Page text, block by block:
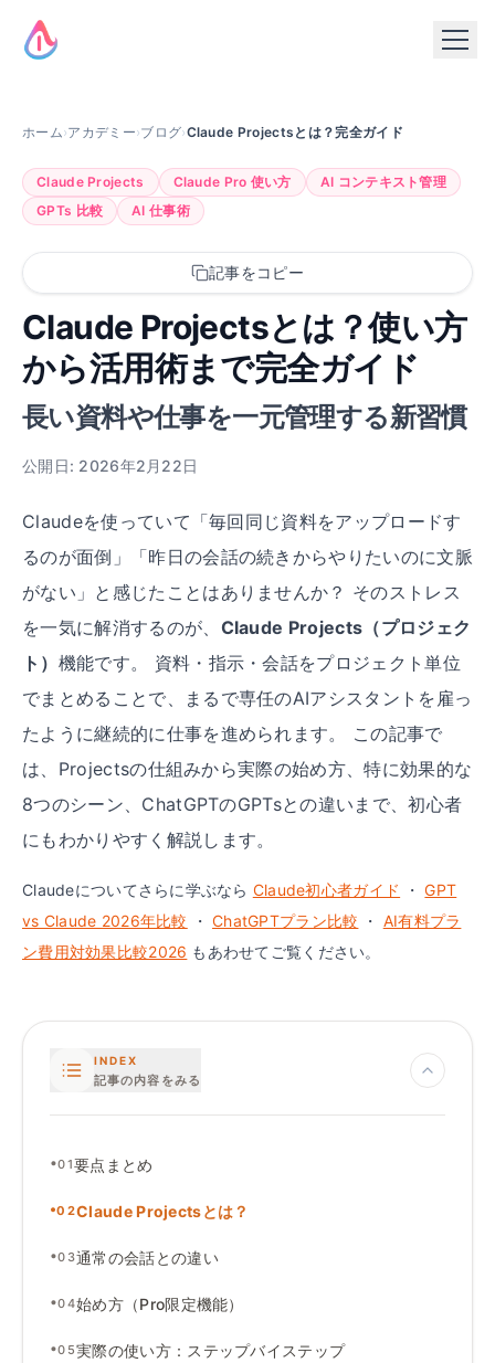
ホーム›アカデミー›ブログ›Claude Projectsとは？完全ガイド
Claude Projects Claude Pro 使い方
AI コンテキスト管理
GPTs 比較
AI 仕事術
記事をコピー
Claude Projectsとは？使い方
から活用術まで完全ガイド
長い資料や仕事を一元管理する新習慣
公開日: 2026年2月22日
Claudeを使っていて「毎回同じ資料をアップロードす
るのが面倒」「昨日の会話の続きからやりたいのに文脈
がない」と感じたことはありませんか？ そのストレス
を一気に解消するのが、 Claude Projects（プロジェク
ト） 機能です。 資料・指示・会話をプロジェクト単位
でまとめることで、まるで専任のAIアシスタントを雇っ
たように継続的に仕事を進められます。 この記事で
は、Projectsの仕組みから実際の始め方、特に効果的な
8つのシーン、ChatGPTのGPTsとの違いまで、初心者
にもわかりやすく解説します。
Claudeについてさらに学ぶなら Claude初心者ガイド ・ GPT
vs Claude 2026年比較
・ ChatGPTプラン比較 ・ AI有料プラ
ン費用対効果比較2026 もあわせてご覧ください。
INDEX
記事の内容をみる
•01要点まとめ
•02Claude Projectsとは？
•03通常の会話との違い
•04始め方（Pro限定機能）
•05実際の使い方： ステップバイステップ